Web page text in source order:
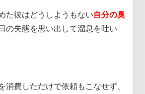
た彼はどうしようもない自分の臭
の失態を思い出して溜息を吐い
消費しただけで依頼もこなせず、